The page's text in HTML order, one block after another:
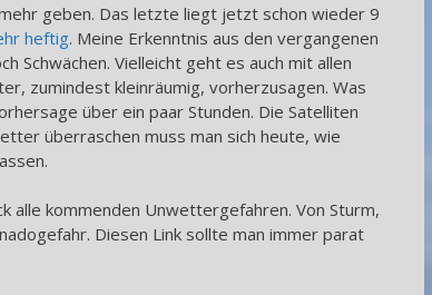
geben. Das letzte liegt jetzt schon wieder 9
heftig. Meine Erkenntnis aus den vergangenen
Schwächen. Vielleicht geht es auch mit allen
zumindest kleinräumig, vorherzusagen. Was
über ein paar Stunden. Die Satelliten
überraschen muss man sich heute, wie
alle kommenden Unwettergefahren. Von Sturm,
Diesen Link sollte man immer parat